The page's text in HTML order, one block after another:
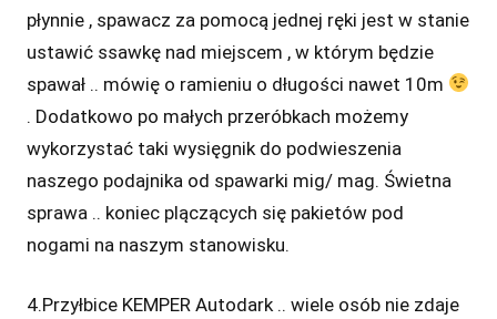
płynnie , spawacz za pomocą jednej ręki jest w stanie
ustawić ssawkę nad miejscem , w którym będzie
spawał .. mówię o ramieniu o długości nawet 10m
. Dodatkowo po małych przeróbkach możemy
wykorzystać taki wysięgnik do podwieszenia
naszego podajnika od spawarki mig/ mag. Świetna
sprawa .. koniec plączących się pakietów pod
nogami na naszym stanowisku.
4.Przyłbice KEMPER Autodark .. wiele osób nie zdaje